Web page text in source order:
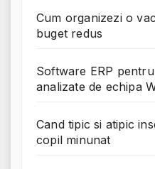
Cum organizezi o
buget redus
Software ERP
analizate de echipa
Cand tipic si atipic
copil minunat